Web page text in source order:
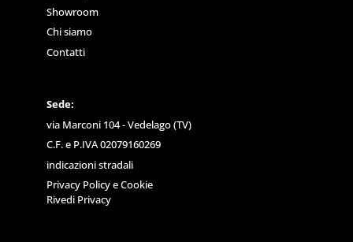
Showroom
Chi siamo
Contatti
Sede:
via Marconi 104 - Vedelago (TV)
C.F. e P.IVA 02079160269
indicazioni stradali
Privacy PolicyeCookie
Rivedi Privacy